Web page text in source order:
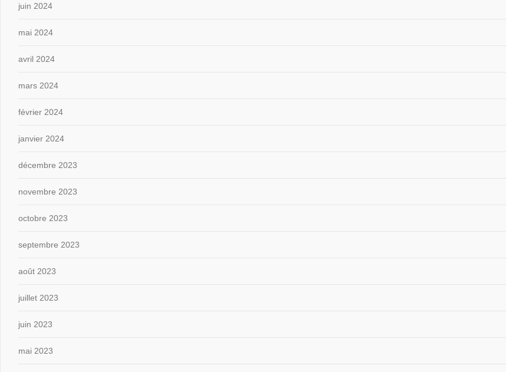
juin 2024
mai 2024
avril 2024
mars 2024
février 2024
janvier 2024
décembre 2023
novembre 2023
octobre 2023
septembre 2023
août 2023
juillet 2023
juin 2023
mai 2023